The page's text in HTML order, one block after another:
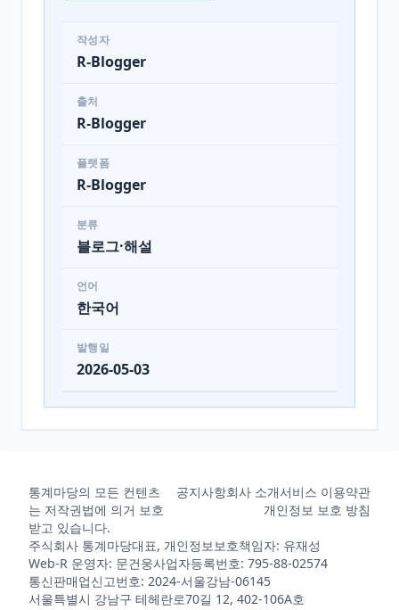
작성자
R-Blogger
출처
R-Blogger
플랫폼
R-Blogger
분류
블로그·해설
언어
한국어
발행일
2026-05-03
통계마당의 모든 컨텐츠
는 저작권법에 의거 보호
받고 있습니다.
공지사항회사 소개서비스 이용약관
개인정보 보호 방침
주식회사 통계마당대표, 개인정보보호책임자: 유재성
Web-R 운영자: 문건웅사업자등록번호: 795-88-02574
통신판매업신고번호: 2024-서울강남-06145
서울특별시 강남구 테헤란로70길 12, 402-106A호